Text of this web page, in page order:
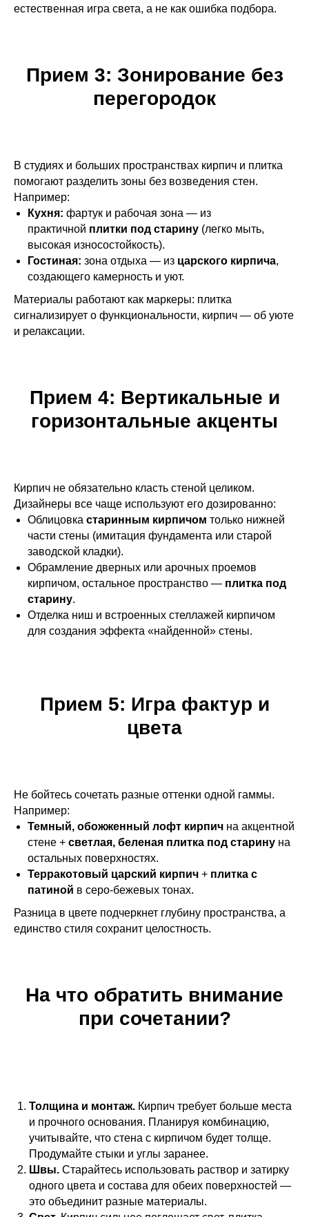
естественная игра света, а не как ошибка подбора.
Прием 3: Зонирование без
перегородок
В студиях и больших пространствах кирпич и плитка
помогают разделить зоны без возведения стен.
Например:
Кухня: фартук и рабочая зона — из
практичной плитки под старину (легко мыть,
высокая износостойкость).
Гостиная: зона отдыха — из царского кирпича,
создающего камерность и уют.
Материалы работают как маркеры: плитка
сигнализирует о функциональности, кирпич — об уюте
и релаксации.
Прием 4: Вертикальные и
горизонтальные акценты
Кирпич не обязательно класть стеной целиком.
Дизайнеры все чаще используют его дозированно:
Облицовка старинным кирпичом только нижней
части стены (имитация фундамента или старой
заводской кладки).
Обрамление дверных или арочных проемов
кирпичом, остальное пространство — плитка под
старину.
Отделка ниш и встроенных стеллажей кирпичом
для создания эффекта «найденной» стены.
Прием 5: Игра фактур и
цвета
Не бойтесь сочетать разные оттенки одной гаммы.
Например:
Темный, обожженный лофт кирпич на акцентной
стене + светлая, беленая плитка под старину на
остальных поверхностях.
Терракотовый царский кирпич + плитка с
патиной в серо-бежевых тонах.
Разница в цвете подчеркнет глубину пространства, а
единство стиля сохранит целостность.
На что обратить внимание
при сочетании?
Толщина и монтаж. Кирпич требует больше места
и прочного основания. Планируя комбинацию,
учитывайте, что стена с кирпичом будет толще.
Продумайте стыки и углы заранее.
Швы. Старайтесь использовать раствор и затирку
одного цвета и состава для обеих поверхностей —
это объединит разные материалы.